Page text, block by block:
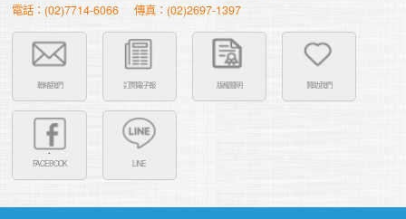
電話：(02)7714-6066
傳真：(02)2697-1397
聯絡我們 訂閱電子報 版權聲明 贊助我們
FACEBOOK LINE